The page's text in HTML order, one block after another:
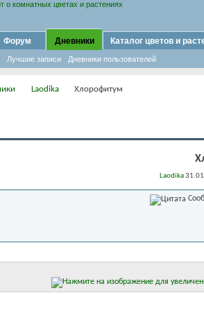
Форум Дневники
Лучшие записи Дневники пользователей
Каталог цветов и
Laodika Хлорофитум
Laodika